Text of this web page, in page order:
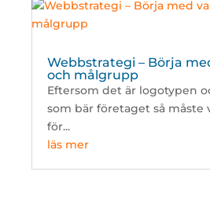
Webbstrategi – Börja
och målgrupp
Eftersom det är logotypen
som bär företaget så måste
för...
läs mer